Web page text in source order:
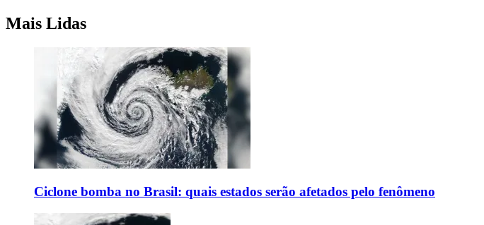
Mais Lidas
Ciclone bomba no Brasil: quais estados serão afetados pelo fenômeno